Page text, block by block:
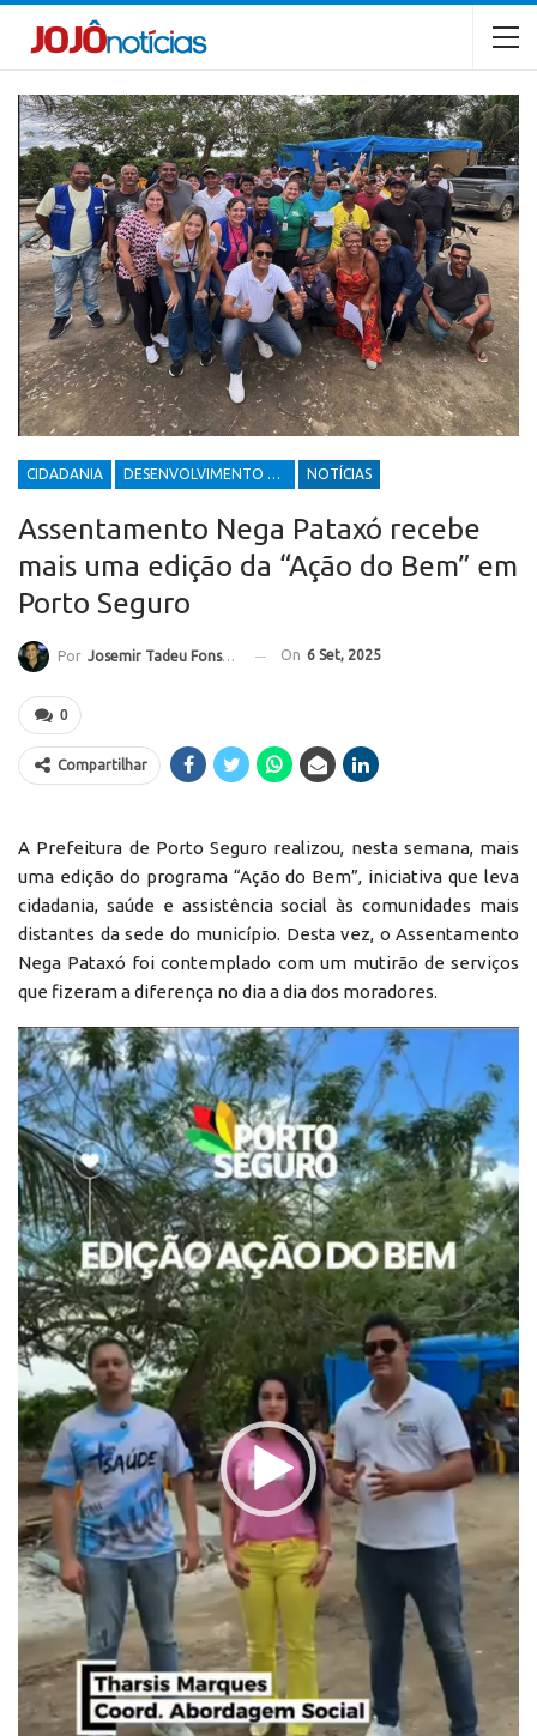
CIDADANIA DESENVOLVIMENTO ECONÔMICO E SOCIAL NOTÍCIAS
Assentamento Nega Pataxó recebe
mais uma edição da “Ação do Bem” em
Porto Seguro
Por Josemir Tadeu Fonseca On 6 Set, 2025
0
Compartilhar
A Prefeitura de Porto Seguro realizou, nesta semana, mais
uma edição do programa “Ação do Bem”, iniciativa que leva
cidadania, saúde e assistência social às comunidades mais
distantes da sede do município. Desta vez, o Assentamento
Nega Pataxó foi contemplado com um mutirão de serviços
que fizeram a diferença no dia a dia dos moradores.
Reprodutor
de
vídeo